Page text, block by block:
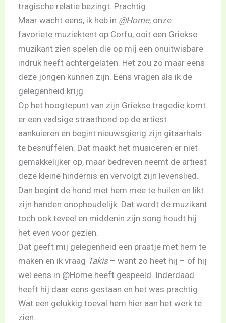
tragische relatie bezingt. Prachtig.
Maar wacht eens, ik heb in @Home, onze
favoriete muziektent op Corfu, ooit een Griekse
muzikant zien spelen die op mij een onuitwisbare
indruk heeft achtergelaten. Het zou zo maar eens
deze jongen kunnen zijn. Eens vragen als ik de
gelegenheid krijg.
Op het hoogtepunt van zijn Griekse tragedie komt
er een vadsige straathond op de artiest
aankuieren en begint nieuwsgierig zijn gitaarhals
te besnuffelen. Dat maakt het musiceren er niet
gemakkelijker op, maar bedreven neemt de artiest
deze kleine hindernis en vervolgt zijn levenslied.
Dan begint de hond met hem mee te huilen en likt
zijn handen onophoudelijk. Dat wordt de muzikant
toch ook teveel en middenin zijn song houdt hij
het even voor gezien.
Dat geeft mij gelegenheid een praatje met hem te
maken en ik vraag Takis – want zo heet hij – of hij
wel eens in @Home heeft gespeeld. Inderdaad
heeft hij daar eens gestaan en het was prachtig.
Wat een gelukkig toeval hem hier aan het werk te
zien.